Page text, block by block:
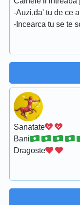
-Auzi,da' tu de ce
-Incearca tu se te
Sanatate
Bani
Dragoste